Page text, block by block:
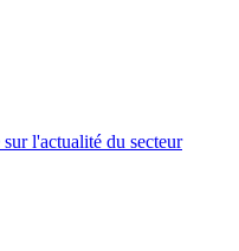
l'actualité du secteur